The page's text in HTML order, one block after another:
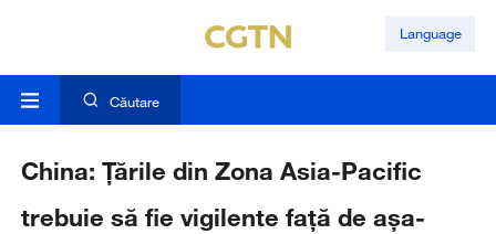
Language
Căutare
China: Țările din Zona Asia-Pacific
trebuie să fie vigilente față de așa-